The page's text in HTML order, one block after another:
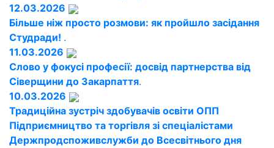
12.03.2026
Більше ніж просто розмови: як пройшло засідання
Студради! .
11.03.2026
Слово у фокусі професії: досвід партнерства від
Сіверщини до Закарпаття.
10.03.2026
Традиційна зустріч здобувачів освіти ОПП
Підприємництво та торгівля зі спеціалістами
Держпродспоживслужби до Всесвітнього дня